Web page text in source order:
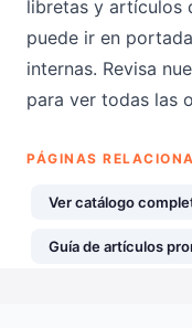
libretas y artículos
puede ir en
internas. Revisa
para ver todas las
PÁGINAS
Ver catálogo
Guía de artículos